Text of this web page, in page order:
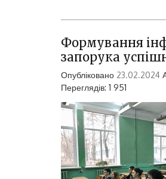
Формування
запорука
Опубліковано 23.02.2024
Переглядів: 1 951